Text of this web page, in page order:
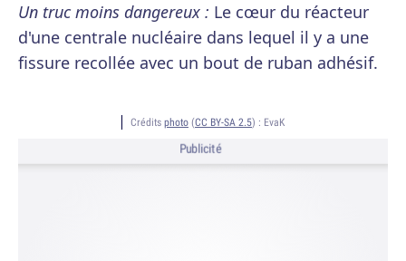
Un truc moins dangereux : Le cœur du réacteur
d'une centrale nucléaire dans lequel il y a une
fissure recollée avec un bout de ruban adhésif.
Crédits photo (CC BY-SA 2.5) : EvaK
Publicité